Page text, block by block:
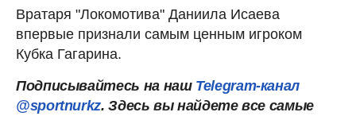
Вратаря "Локомотива" Даниила Исаева
впервые признали самым ценным игроком
Кубка Гагарина.
Подписывайтесь на наш Telegram-канал
@sportnurkz. Здесь вы найдете все самые